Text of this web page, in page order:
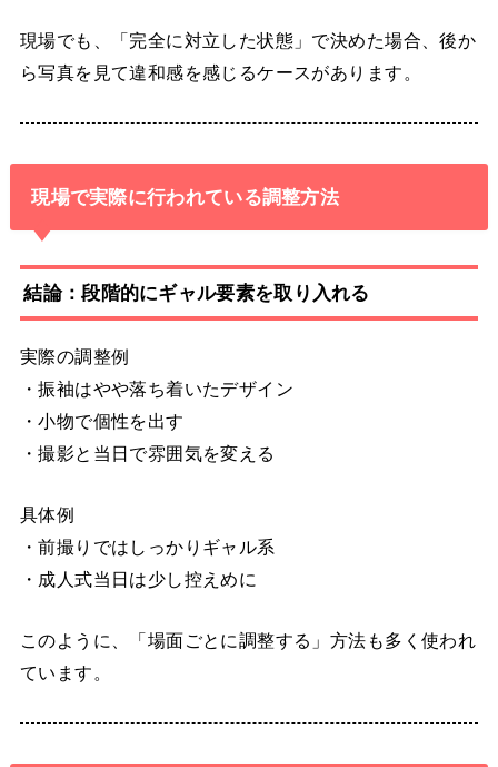
現場でも、「完全に対立した状態」で決めた場合、後か
ら写真を見て違和感を感じるケースがあります。
現場で実際に行われている調整方法
結論：段階的にギャル要素を取り入れる
実際の調整例
・振袖はやや落ち着いたデザイン
・小物で個性を出す
・撮影と当日で雰囲気を変える
具体例
・前撮りではしっかりギャル系
・成人式当日は少し控えめに
このように、「場面ごとに調整する」方法も多く使われ
ています。